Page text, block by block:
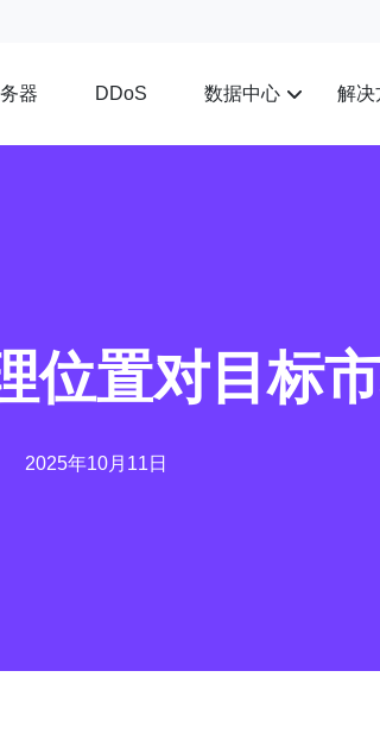
器 DDoS 数据中心 解决
位置对目标
2025年10月11日